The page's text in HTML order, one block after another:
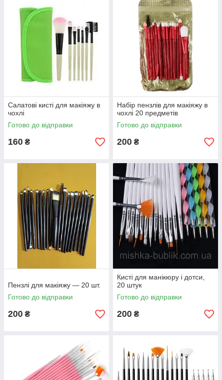
Салатові кисті для макіяжу в
чохлі
Готово до відправки
160 ₴
Набір пензлів для макіяжу в
чохлі 20 предметів
Готово до відправки
200 ₴
Пензлі для макіяжу — 20 шт.
Готово до відправки
200 ₴
Кисті для манікюру і дотси,
20 штук
Готово до відправки
200 ₴